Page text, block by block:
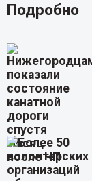
Подробно